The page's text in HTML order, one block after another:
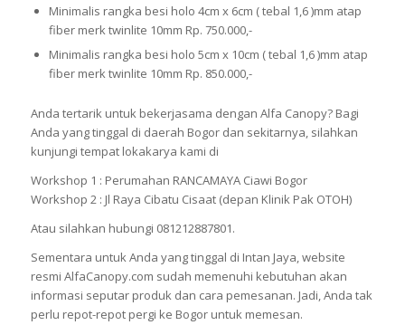
Minimalis rangka besi holo 4cm x 6cm ( tebal 1,6 )mm atap
fiber merk twinlite 10mm Rp. 750.000,-
Minimalis rangka besi holo 5cm x 10cm ( tebal 1,6 )mm atap
fiber merk twinlite 10mm Rp. 850.000,-
Anda tertarik untuk bekerjasama dengan Alfa Canopy? Bagi
Anda yang tinggal di daerah Bogor dan sekitarnya, silahkan
kunjungi tempat lokakarya kami di
Workshop 1 : Perumahan RANCAMAYA Ciawi Bogor
Workshop 2 : Jl Raya Cibatu Cisaat (depan Klinik Pak OTOH)
Atau silahkan hubungi 081212887801.
Sementara untuk Anda yang tinggal di Intan Jaya, website
resmi AlfaCanopy.com sudah memenuhi kebutuhan akan
informasi seputar produk dan cara pemesanan. Jadi, Anda tak
perlu repot-repot pergi ke Bogor untuk memesan.